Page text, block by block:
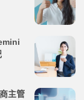
主管